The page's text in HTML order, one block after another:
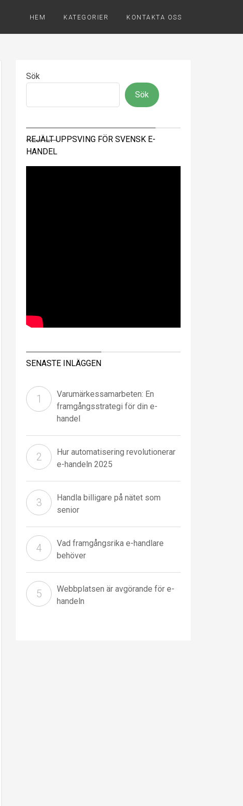
HEM KATEGORIER KONTAKTA OSS
Sök
Sök
REJÄLT UPPSVING FÖR SVENSK E-
HANDEL
SENASTE INLÄGGEN
Varumärkessamarbeten: En
framgångsstrategi för din e-
handel
Hur automatisering revolutionerar
e-handeln 2025
Handla billigare på nätet som
senior
Vad framgångsrika e-handlare
behöver
Webbplatsen är avgörande för e-
handeln